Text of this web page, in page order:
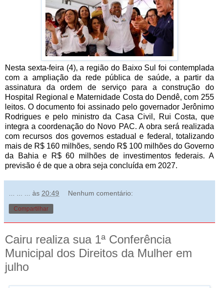
Nesta sexta-feira (4), a região do Baixo Sul foi contemplada
com a ampliação da rede pública de saúde, a partir da
assinatura da ordem de serviço para a construção do
Hospital Regional e Maternidade Costa do Dendê, com 255
leitos. O documento foi assinado pelo governador Jerônimo
Rodrigues e pelo ministro da Casa Civil, Rui Costa, que
integra a coordenação do Novo PAC. A obra será realizada
com recursos dos governos estadual e federal, totalizando
mais de R$ 160 milhões, sendo R$ 100 milhões do Governo
da Bahia e R$ 60 milhões de investimentos federais. A
previsão é de que a obra seja concluída em 2027.
... ... ... às 20:49 Nenhum comentário:
Compartilhar
Cairu realiza sua 1ª Conferência
Municipal dos Direitos da Mulher em
julho